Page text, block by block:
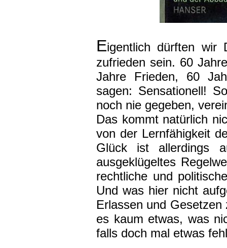
Eigentlich dürften wir
zufrieden sein. 60
Jahre Frieden, 60
sagen: Sensationell!
noch nie gegeben,
Das kommt natürlich
von der Lernfähigkeit
Glück ist allerdings
ausgeklügeltes
rechtliche und
Und was hier nicht
Erlassen und
es kaum etwas, was
falls doch mal etwas